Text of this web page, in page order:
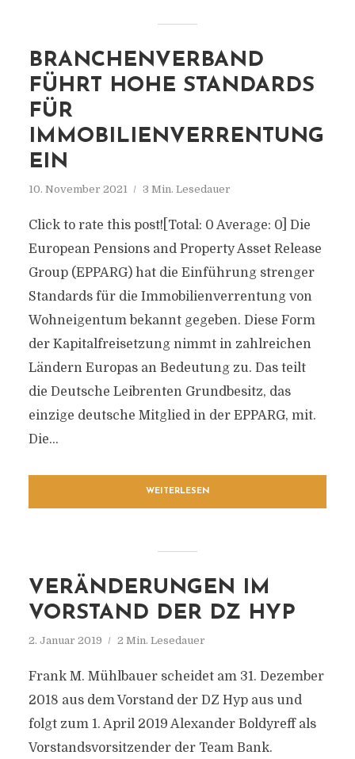
BRANCHENVERBAND
FÜHRT HOHE STANDARDS
FÜR
IMMOBILIENVERRENTUNG
EIN
10. November 2021 3 Min. Lesedauer
Click to rate this post![Total: 0 Average: 0] Die
European Pensions and Property Asset Release
Group (EPPARG) hat die Einführung strenger
Standards für die Immobilienverrentung von
Wohneigentum bekannt gegeben. Diese Form
der Kapitalfreisetzung nimmt in zahlreichen
Ländern Europas an Bedeutung zu. Das teilt
die Deutsche Leibrenten Grundbesitz, das
einzige deutsche Mitglied in der EPPARG, mit.
Die...
WEITERLESEN
VERÄNDERUNGEN IM
VORSTAND DER DZ HYP
2. Januar 2019 2 Min. Lesedauer
Frank M. Mühlbauer scheidet am 31. Dezember
2018 aus dem Vorstand der DZ Hyp aus und
folgt zum 1. April 2019 Alexander Boldyreff als
Vorstandsvorsitzender der Team Bank.